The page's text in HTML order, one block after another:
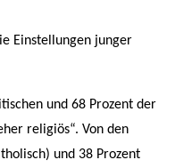
Einstellungen junger
und 68 Prozent der
religiös“. Von den
und 38 Prozent